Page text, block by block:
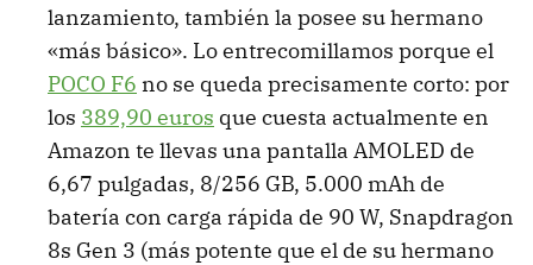
lanzamiento, también la posee su hermano
«más básico». Lo entrecomillamos porque el
POCO F6 no se queda precisamente corto: por
los 389,90 euros que cuesta actualmente en
Amazon te llevas una pantalla AMOLED de
6,67 pulgadas, 8/256 GB, 5.000 mAh de
batería con carga rápida de 90 W, Snapdragon
8s Gen 3 (más potente que el de su hermano